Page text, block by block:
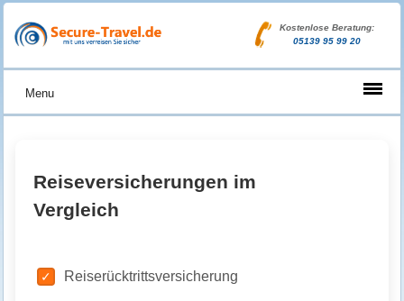
Kostenlose Beratung:
05139 95 99 20
Menu
Reiseversicherungen im
Vergleich
Reiserücktrittsversicherung